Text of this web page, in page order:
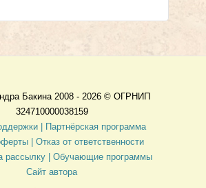
Бакина 2008 - 2026 © ОГРНИП
324710000038159
|
Партнёрская программа
| Отказ от ответственности
рассылку | Обучающие программы
Сайт автора